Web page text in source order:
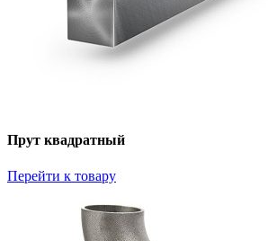
Прут квадратный
Перейти к товару